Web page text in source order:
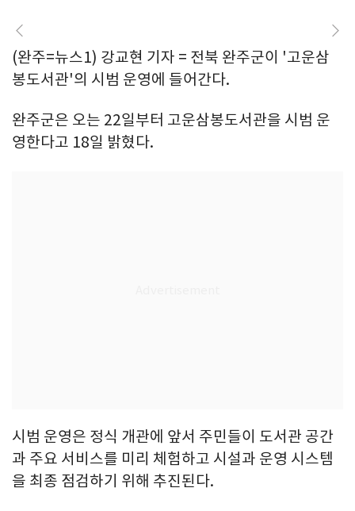
(완주=뉴스1) 강교현 기자 = 전북 완주군이 '고운삼
봉도서관'의 시범 운영에 들어간다.
완주군은 오는 22일부터 고운삼봉도서관을 시범 운
영한다고 18일 밝혔다.
시범 운영은 정식 개관에 앞서 주민들이 도서관 공간
과 주요 서비스를 미리 체험하고 시설과 운영 시스템
을 최종 점검하기 위해 추진된다.